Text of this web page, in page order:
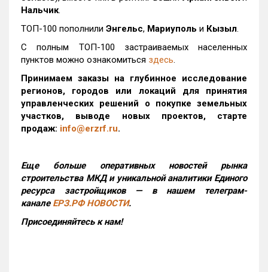
Нальчик.
ТОП-100 пополнили Энгельс, Мариуполь и Кызыл.
С полным ТОП-100 застраиваемых населенных
пунктов можно ознакомиться здесь.
Принимаем заказы на глубинное исследование
регионов, городов или локаций для принятия
управленческих решений о покупке земельных
участков, выводе новых проектов, старте
продаж: info@erzrf.ru.
Еще больше оперативных новостей рынка
строительства МКД и уникальной аналитики Единого
ресурса застройщиков — в нашем телеграм-
канале ЕРЗ.РФ НОВОСТИ.
Присоединяйтесь к нам!